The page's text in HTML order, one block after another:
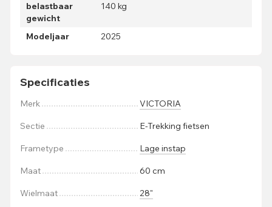
belastbaar
gewicht
140 kg
Modeljaar 2025
Specificaties
Merk VICTORIA
Sectie E-Trekking fietsen
Frametype Lage instap
Maat 60 cm
Wielmaat 28"